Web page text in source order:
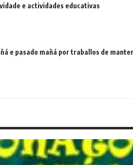
e actividades educativas
e pasado mañá por traballos de